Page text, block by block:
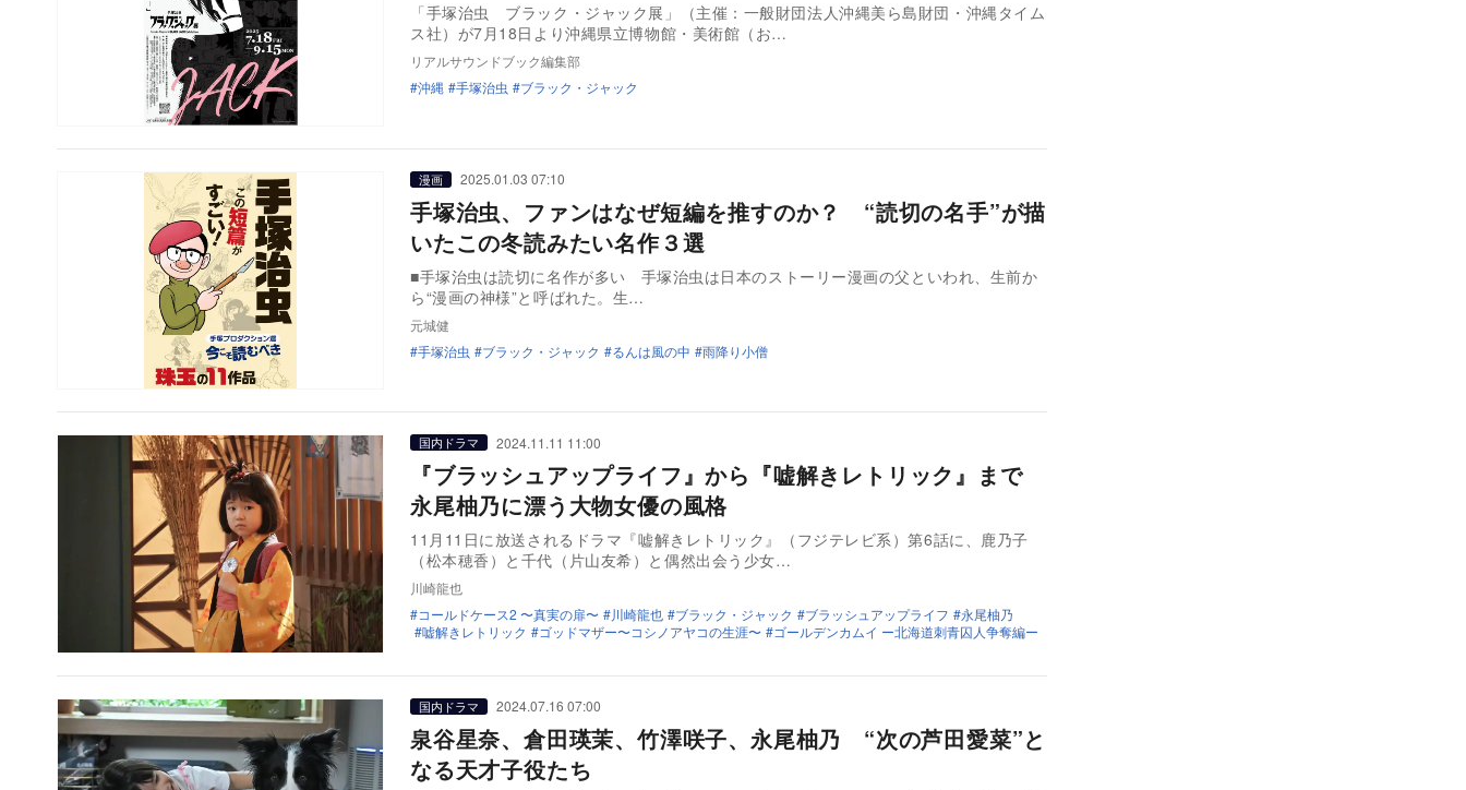
「手塚治虫 ブラック・ジャック展」（主催：一般財団法人沖縄美ら島財団・沖縄タイム
ス社）が7月18日より沖縄県立博物館・美術館（お…
リアルサウンドブック編集部
沖縄
手塚治虫 ブラック・ジャック
漫画 2025.01.03 07:10
手塚治虫、ファンはなぜ短編を推すのか？ “読切の名手”が描
いたこの冬読みたい名作３選
■手塚治虫は読切に名作が多い 手塚治虫は日本のストーリー漫画の父といわれ、生前か
ら“漫画の神様”と呼ばれた。生…
元城健
手塚治虫
ブラック・ジャック るんは風の中 雨降り小僧
国内ドラマ 2024.11.11 11:00
『ブラッシュアップライフ』から『嘘解きレトリック』まで
永尾柚乃に漂う大物女優の風格
11月11日に放送されるドラマ『嘘解きレトリック』（フジテレビ系）第6話に、鹿乃子
（松本穂香）と千代（片山友希）と偶然出会う少女…
川崎龍也
コールドケース2 〜真実の扉〜
川崎龍也 ブラック・ジャック ブラッシュアップライフ
永尾柚乃
嘘解きレトリック
ゴッドマザー〜コシノアヤコの生涯〜 ゴールデンカムイ ー北海道刺青囚人争奪編ー
国内ドラマ 2024.07.16 07:00
泉谷星奈、倉田瑛茉、竹澤咲子、永尾柚乃 “次の芦田愛菜”と
なる天才子役たち